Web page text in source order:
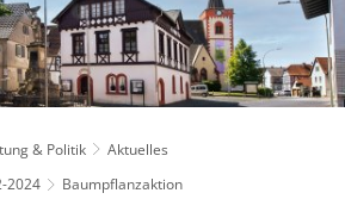
& Politik
Aktuelles
2024
Baumpflanzaktion